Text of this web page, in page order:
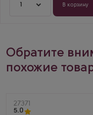
1 В корзину
Обратите
похожие
Артикул
27371
5.0